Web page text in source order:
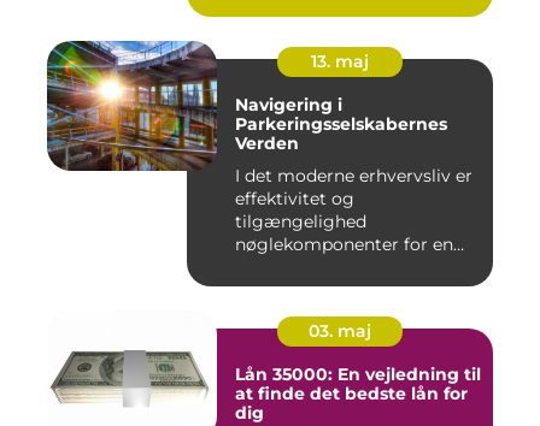
13. maj
Navigering i
Parkeringsselskabernes
Verden
I det moderne erhvervsliv er
effektivitet og
tilgængelighed
nøglekomponenter for en
03. maj
Lån 35000: En vejledning til
at finde det bedste lån for
dig